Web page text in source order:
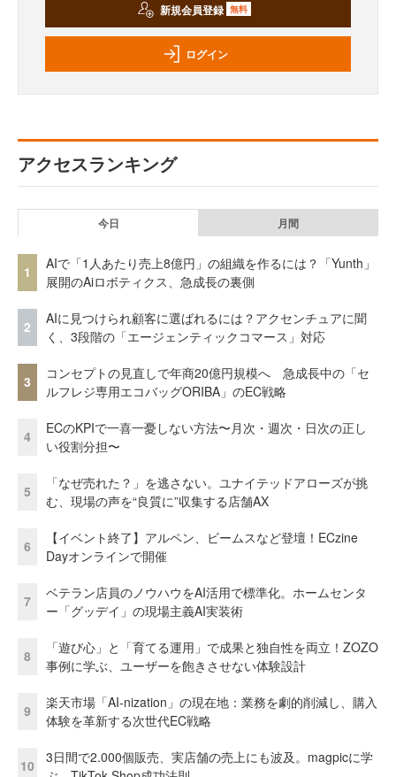
新規会員登録 無料
ログイン
アクセスランキング
今日 月間
1
AIで「1人あたり売上8億円」の組織を作るには？「Yunth」
展開のAiロボティクス、急成長の裏側
2
AIに見つけられ顧客に選ばれるには？アクセンチュアに聞
く、3段階の「エージェンティックコマース」対応
3
コンセプトの見直しで年商20億円規模へ 急成長中の「セ
ルフレジ専用エコバッグORIBA」のEC戦略
4
ECのKPIで一喜一憂しない方法〜月次・週次・日次の正し
い役割分担〜
5
「なぜ売れた？」を逃さない。ユナイテッドアローズが挑
む、現場の声を“良質に”収集する店舗AX
6
【イベント終了】アルペン、ビームスなど登壇！ECzine
Dayオンラインで開催
7
ベテラン店員のノウハウをAI活用で標準化。ホームセンタ
ー「グッデイ」の現場主義AI実装術
8
「遊び心」と「育てる運用」で成果と独自性を両立！ZOZO
事例に学ぶ、ユーザーを飽きさせない体験設計
9
楽天市場「AI-nization」の現在地：業務を劇的削減し、購入
体験を革新する次世代EC戦略
10
3日間で2.000個販売、実店舗の売上にも波及。magpicに学